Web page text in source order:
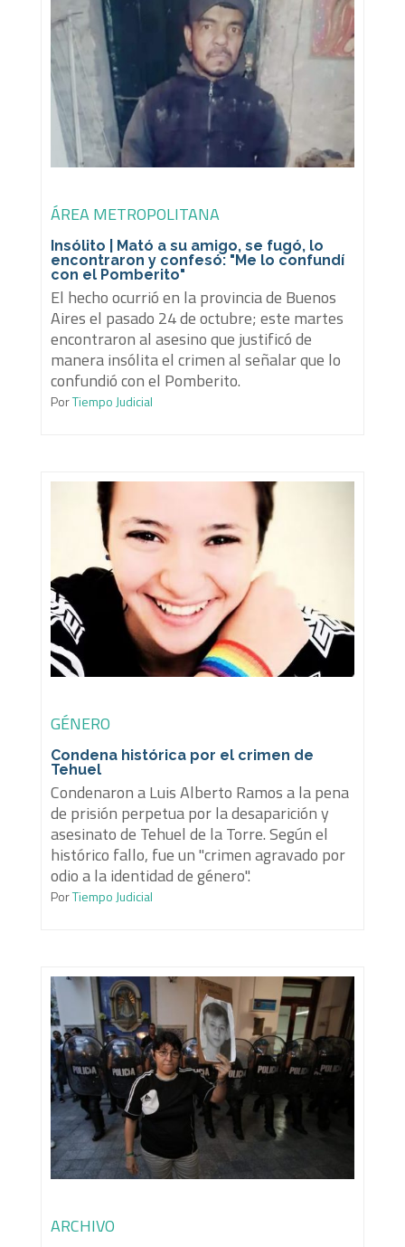
ÁREA METROPOLITANA
Insólito | Mató a su amigo, se fugó, lo
encontraron y confesó: "Me lo confundí
con el Pomberito"
El hecho ocurrió en la provincia de Buenos
Aires el pasado 24 de octubre; este martes
encontraron al asesino que justificó de
manera insólita el crimen al señalar que lo
confundió con el Pomberito.
PorTiempo Judicial
GÉNERO
Condena histórica por el crimen de
Tehuel
Condenaron a Luis Alberto Ramos a la pena
de prisión perpetua por la desaparición y
asesinato de Tehuel de la Torre. Según el
histórico fallo, fue un "crimen agravado por
odio a la identidad de género".
PorTiempo Judicial
ARCHIVO